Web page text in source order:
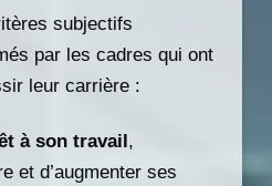
subjectifs
par les cadres qui ont
leur carrière :
à son travail ,
et d’augmenter ses